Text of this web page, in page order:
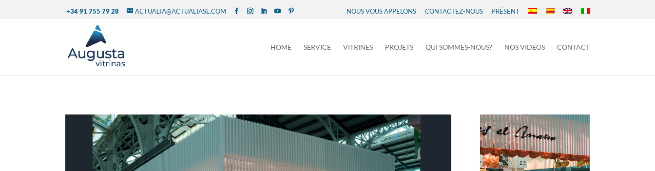
+34 91 755 79 28 ACTUALIA@ACTUALIASL.COM NOUS VOUS APPELONS CONTACTEZ-NOUS PRÉSENT
HOME SERVICE VITRINES PROJETS QUI SOMMES-NOUS? NOS VIDÉOS CONTACT